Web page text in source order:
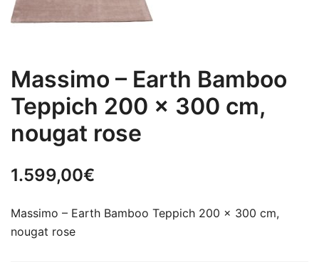
Massimo – Earth Bamboo
Teppich 200 x 300 cm,
nougat rose
1.599,00€
Massimo – Earth Bamboo Teppich 200 x 300 cm,
nougat rose